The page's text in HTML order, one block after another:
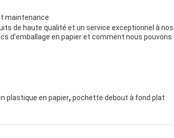
maintenance
de haute qualité et un service exceptionnel à
d'emballage en papier et comment nous pouvons
plastique en papier, pochette debout à fond plat